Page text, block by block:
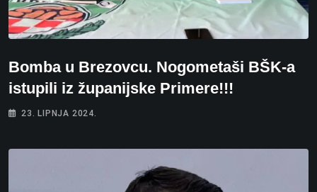
Bomba u Brezovcu. Nogometaši BŠK-a
istupili iz županijske Primere!!!
23. LIPNJA 2024.